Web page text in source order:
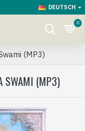
DEUTSCH
0
(MP3)
SWAMI (MP3)